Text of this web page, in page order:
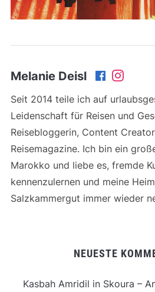
Melanie Deisl
Seit 2014 teile ich auf
Leidenschaft für Reisen und
Reisebloggerin, Content
Reisemagazine. Ich bin ein
Marokko und liebe es, fremde
kennenzulernen und meine
Salzkammergut immer wieder
NEUESTE
Kasbah Amridil in Skoura –